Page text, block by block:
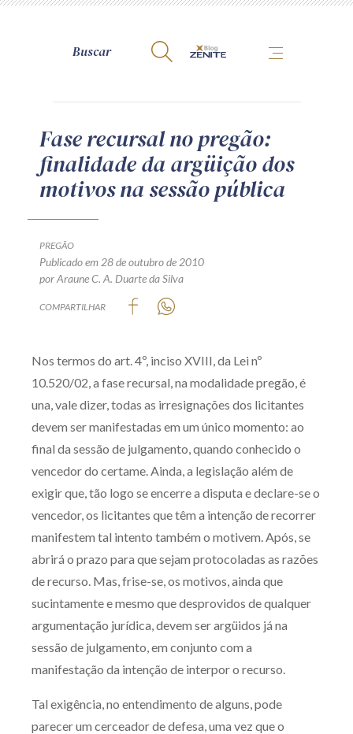
A Zênite
Como publicar conosco
Site da Zênite
Política de Privacidade
Guia de Direitos dos Titulares de Dados
Encarregado (contato)
Produtos e serviços
Zênite Fácil IA
Zênite Play
Orientação por Escrito
Capacitação
Zênite Online
Eventos presenciais
Zênite in Company
Diferenciais
Receba por RSS
Fase recursal no pregão:
finalidade da argüição dos
motivos na sessão pública
PREGÃO
Publicado em 28 de outubro de 2010
por Araune C. A. Duarte da Silva
COMPARTILHAR
Nos termos do art. 4º, inciso XVIII, da Lei nº
10.520/02, a fase recursal, na modalidade pregão, é
una, vale dizer, todas as irresignações dos licitantes
devem ser manifestadas em um único momento: ao
final da sessão de julgamento, quando conhecido o
vencedor do certame. Ainda, a legislação além de
exigir que, tão logo se encerre a disputa e declare-se o
vencedor, os licitantes que têm a intenção de recorrer
manifestem tal intento também o motivem. Após, se
abrirá o prazo para que sejam protocoladas as razões
de recurso. Mas, frise-se, os motivos, ainda que
sucintamente e mesmo que desprovidos de qualquer
argumentação jurídica, devem ser argüidos já na
sessão de julgamento, em conjunto com a
manifestação da intenção de interpor o recurso.
Tal exigência, no entendimento de alguns, pode
parecer um cerceador de defesa, uma vez que o